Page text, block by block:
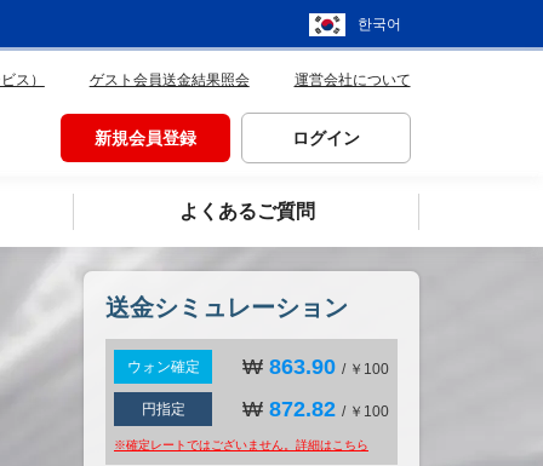
한국어
ス） ゲスト会員送金結果照会 運営会社について
新規会員登録 ログイン
よくあるご質問
送金シミュレーション
ウォン確定 ₩ 863.90 / ￥100
円指定 ₩ 872.82 / ￥100
※確定レートではございません。詳細は こちら